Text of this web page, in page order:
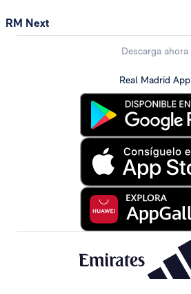
RM Next
Descarga ahora
Real Madrid App